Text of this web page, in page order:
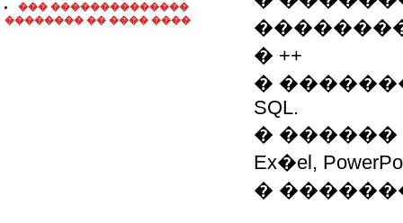
��� ��������������
�������� �� ���� ����
� ++
�
SQL.
� ������
Ex�el,
� �������